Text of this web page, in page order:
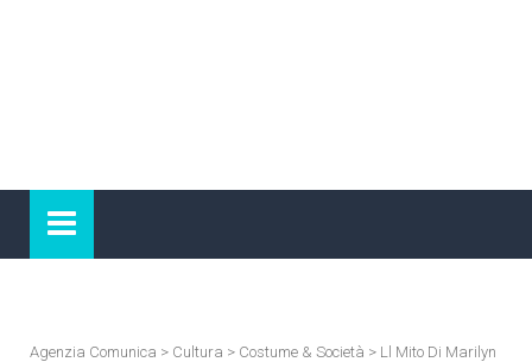
Agenzia Comunica > Cultura > Costume & Società > Ll Mito Di Marilyn